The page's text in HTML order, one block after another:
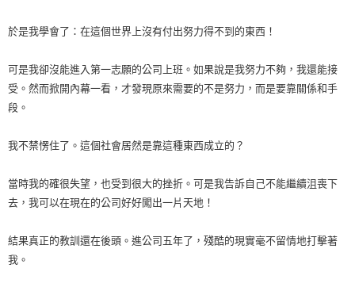
於是我學會了：在這個世界上沒有付出努力得不到的東西！
可是我卻沒能進入第一志願的公司上班。如果說是我努力不夠，我還能接
受。然而掀開內幕一看，才發現原來需要的不是努力，而是要靠關係和手
段。
我不禁愣住了。這個社會居然是靠這種東西成立的？
當時我的確很失望，也受到很大的挫折。可是我告訴自己不能繼續沮喪下
去，我可以在現在的公司好好闖出一片天地！
結果真正的教訓還在後頭。進公司五年了，殘酷的現實毫不留情地打擊著
我。